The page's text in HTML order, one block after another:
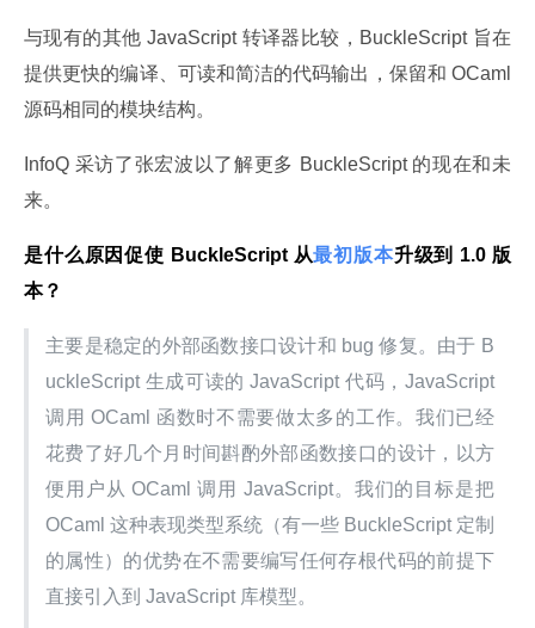
与现有的其他 JavaScript 转译器比较，BuckleScript 旨在
提供更快的编译、可读和简洁的代码输出，保留和 OCaml
源码相同的模块结构。
InfoQ 采访了张宏波以了解更多 BuckleScript 的现在和未
来。
是什么原因促使 BuckleScript 从最初版本升级到 1.0 版
本？
主要是稳定的外部函数接口设计和 bug 修复。由于 B
uckleScript 生成可读的 JavaScript 代码，JavaScript
调用 OCaml 函数时不需要做太多的工作。我们已经
花费了好几个月时间斟酌外部函数接口的设计，以方
便用户从 OCaml 调用 JavaScript。我们的目标是把
OCaml 这种表现类型系统（有一些 BuckleScript 定制
的属性）的优势在不需要编写任何存根代码的前提下
直接引入到 JavaScript 库模型。